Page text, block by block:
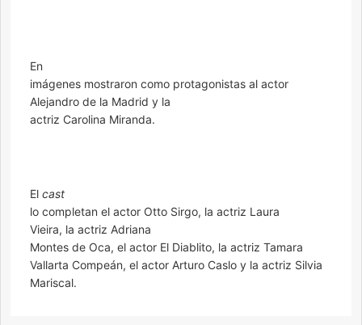
En
imágenes mostraron como protagonistas al actor
Alejandro de la Madrid y la
actriz Carolina Miranda.
El cast
lo completan el actor Otto Sirgo, la actriz Laura
Vieira, la actriz Adriana
Montes de Oca, el actor El Diablito, la actriz Tamara
Vallarta Compeán, el actor Arturo Caslo y la actriz Silvia
Mariscal.